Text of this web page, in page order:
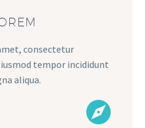
consectetur
tempor incididunt
aliqua.

